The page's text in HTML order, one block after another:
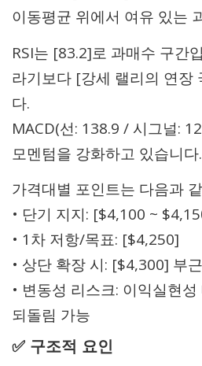
이동평균 위에서 여유 있는
RSI는 [83.2]로 과매수 구간
라기보다 [강세 랠리의 연장
다.
MACD(선: 138.9 / 시그널:
모멘텀을 강화하고 있습니다.
가격대별 포인트는 다음과
• 단기 지지: [$4,100 ~
• 1차 저항/목표: [$4,250]
• 상단 확장 시: [$4,300] 부
• 변동성 리스크: 이익실현
되돌림 가능
✅ 구조적 요인